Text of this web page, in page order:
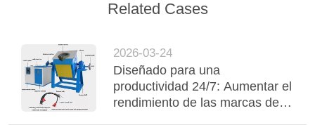
Related Cases
2026-03-24
Diseñado para una
productividad 24/7: Aumentar el
rendimiento de las marcas de